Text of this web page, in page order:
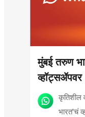
मुंबई तरुण
व्हॉट्सॲपवर
कृतिशील
भारत'चं